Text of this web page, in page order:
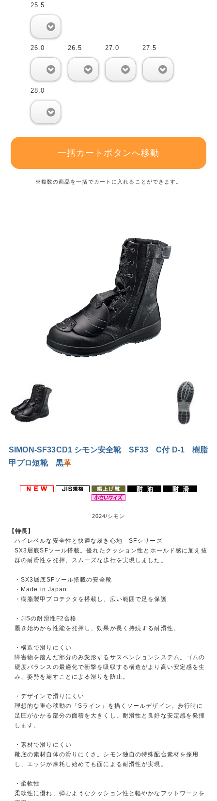
25.5
26.0 26.5 27.0 27.5
28.0
一括カートボタンへ移動
※複数の商品を一括でカートに入れることができます。
SIMON-SF33CD1 シモン安全靴 SF33 C付 D-1 樹脂
甲プロ短靴 黒革
2024/シモン
【特長】
ハイレベルな安全性と快適な履き心地 SFシリーズ
SX3層底SFソール搭載。優れたクッション性とホールド感に加え抜
群の耐滑性を発揮、スムーズな歩行を実現しました。
・SX3層底SFソール搭載の安全靴
・Made in Japan
・樹脂製甲プロテクタを搭載し、広い範囲で足を保護
・JISの耐滑性F2合格
履き始めから性能を発揮し、効果が長く持続する耐滑性。
・構造で滑りにくい
障害物を踏んだ部分のみ変形するサスペンションシステム。ゴムの
硬度バランスの最適化で衝撃を吸収する構造がより高い安定感を生
み、姿勢を崩すことによる滑りを防止。
・デザインで滑りにくい
理想的な重心移動の「Sライン」を描くソールデザイン。歩行時に
足圧がかかる部分の面積を大きくし、耐滑性と良好な安定感を発揮
します。
・素材で滑りにくい
靴底の素材自体の滑りにくさ。シモン独自の特殊配合素材を採用
し、エッジが摩耗し始めても面による耐滑性が実現。
・柔軟性
柔軟性に優れ、弾むようなクッション性と軽やかなフットワークを